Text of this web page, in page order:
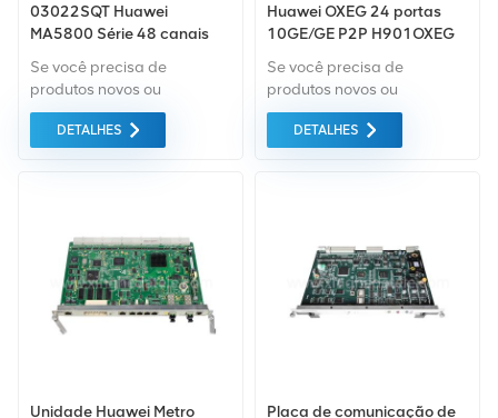
03022SQT Huawei
MA5800 Série 48 canais
interface
Se você precisa de
produtos novos ou
renovados, leva em
consideração garantia
apenas equipamentos de
fornecido ao melhor preço
possível.
DETALHES
Huawei OXEG 24 portas
10GE/GE P2P H901OXEG
Se você precisa de
produtos novos ou
renovados, leva em
consideração garantia
apenas equipamentos de
fornecido ao melhor preço
possível.
DETALHES
Unidade Huawei Metro Placa de comunicação de